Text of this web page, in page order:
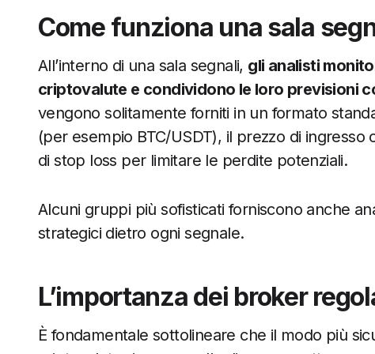
Come funziona una sala
All’interno di una sala segnali, gli analisti
criptovalute e condividono le loro previsioni
vengono solitamente forniti in un formato
(per esempio BTC/USDT), il prezzo di
di stop loss per limitare le perdite potenziali.
Alcuni gruppi più sofisticati forniscono anche
strategici dietro ogni segnale.
L’importanza dei broker
È fondamentale sottolineare che il modo più